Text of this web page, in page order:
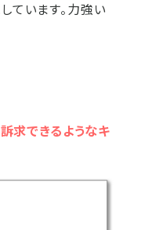
ています。力強い
訴求できるようなキ